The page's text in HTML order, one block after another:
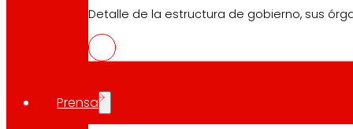
Detalle de la estructura de gobierno, sus
Prensa